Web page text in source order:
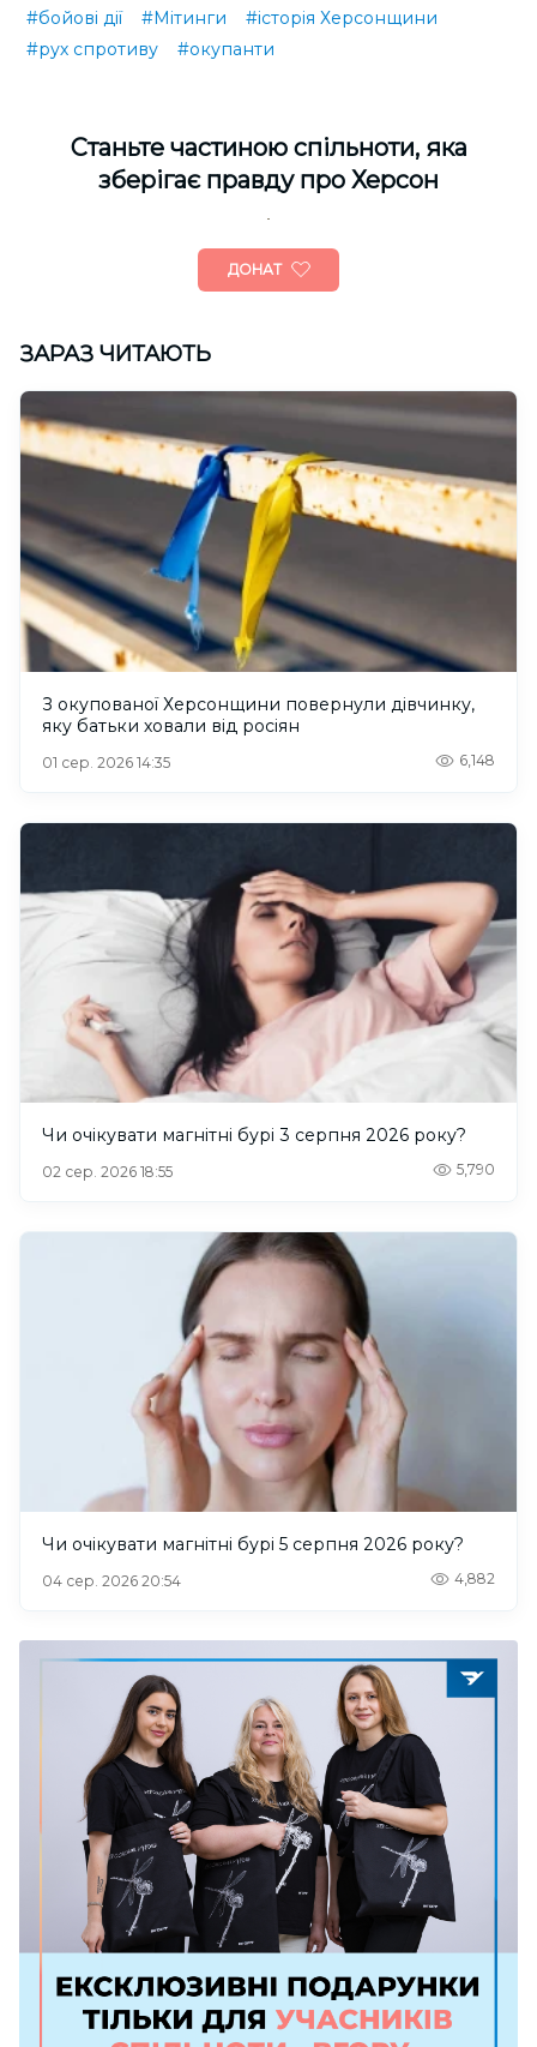
#бойові дії
#Мітинги
#історія Херсонщини
#рух спротиву
#окупанти
Cтаньте частиною спільноти, яка
зберігає правду про Херсон
ДОНАТ
ЗАРАЗ ЧИТАЮТЬ
З окупованої Херсонщини повернули дівчинку,
яку батьки ховали від росіян
01 сер. 2026 14:35 6,148
Чи очікувати магнітні бурі 3 серпня 2026 року?
02 сер. 2026 18:55 5,790
Чи очікувати магнітні бурі 5 серпня 2026 року?
04 сер. 2026 20:54 4,882